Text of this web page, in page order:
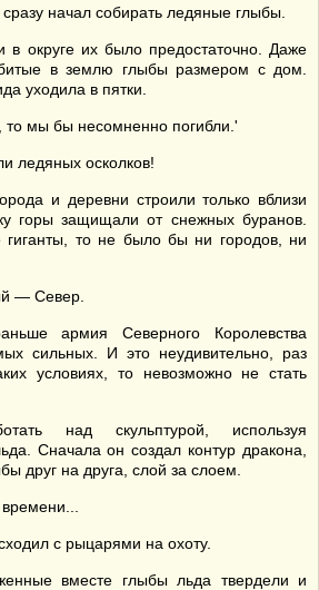
начал собирать ледяные глыбы.
в округе их было предостаточно. Даже
в землю глыбы размером с дом.
уходила в пятки.
мы бы несомненно погибли.'
ледяных осколков!
и деревни строили только вблизи
горы защищали от снежных буранов.
то не было бы ни городов, ни
— Север.
армия Северного Королевства
сильных. И это неудивительно, раз
условиях, то невозможно не стать
над скульптурой, используя
Сначала он создал контур дракона,
друг на друга, слой за слоем.
с рыцарями на охоту.
вместе глыбы льда твердели и